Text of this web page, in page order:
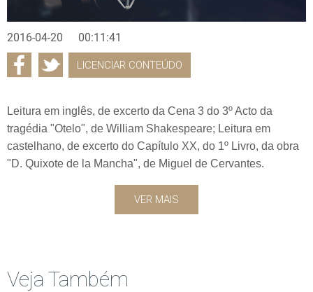
2016-04-20 00:11:41
LICENCIAR CONTEÚDO
Leitura em inglês, de excerto da Cena 3 do 3º Acto da
tragédia "Otelo", de William Shakespeare; Leitura em
castelhano, de excerto do Capítulo XX, do 1º Livro, da obra
"D. Quixote de la Mancha", de Miguel de Cervantes.
VER MAIS
Veja Também